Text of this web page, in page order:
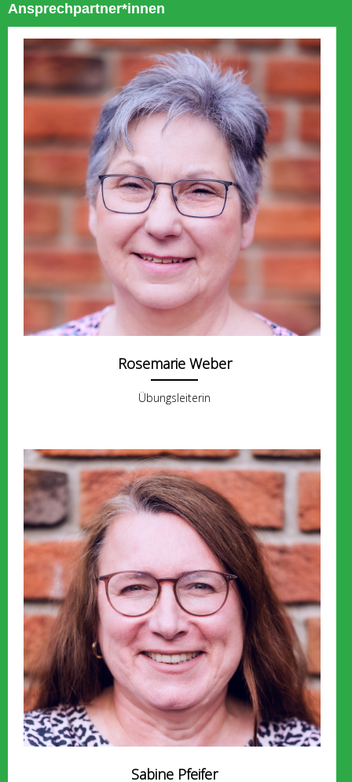
Ansprechpartner*innen
Rosemarie Weber
Übungsleiterin
Sabine Pfeifer